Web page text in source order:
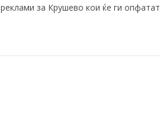
за Крушево кои ќе ги опфатат